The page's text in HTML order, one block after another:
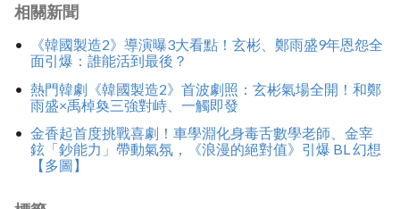
相關新聞
《韓國製造2》導演曝3大看點！玄彬、鄭雨盛9年恩怨全
面引爆：誰能活到最後？
熱門韓劇《韓國製造2》首波劇照：玄彬氣場全開！和鄭
雨盛×禹棹奐三強對峙、一觸即發
金香起首度挑戰喜劇！車學淵化身毒舌數學老師、金宰
鉉「鈔能力」帶動氣氛，《浪漫的絕對值》引爆 BL 幻想
【多圖】